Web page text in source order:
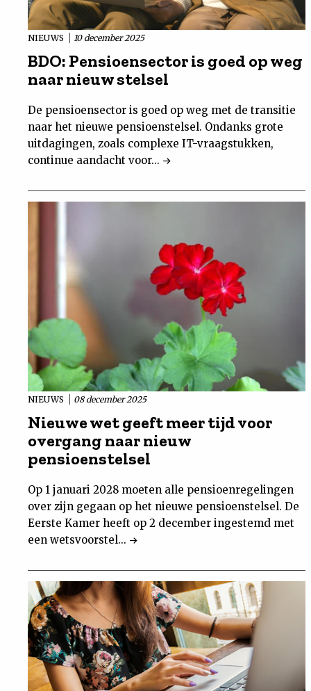
NIEUWS 10 december 2025
BDO: Pensioensector is goed op weg
naar nieuw stelsel
De pensioensector is goed op weg met de transitie
naar het nieuwe pensioenstelsel. Ondanks grote
uitdagingen, zoals complexe IT-vraagstukken,
continue aandacht voor...
NIEUWS 08 december 2025
Nieuwe wet geeft meer tijd voor
overgang naar nieuw
pensioenstelsel
Op 1 januari 2028 moeten alle pensioenregelingen
over zijn gegaan op het nieuwe pensioenstelsel. De
Eerste Kamer heeft op 2 december ingestemd met
een wetsvoorstel...